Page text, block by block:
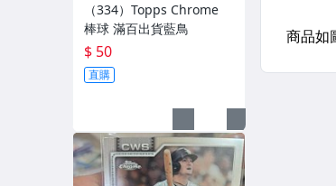
（334）Topps Chrome
棒球 滿百出貨藍鳥
$ 50
直購